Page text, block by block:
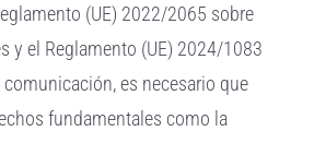
(UE) 2022/2065 sobre
y el Reglamento (UE) 2024/1083
es necesario que
fundamentales como la